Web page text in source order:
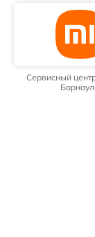
Сервисный